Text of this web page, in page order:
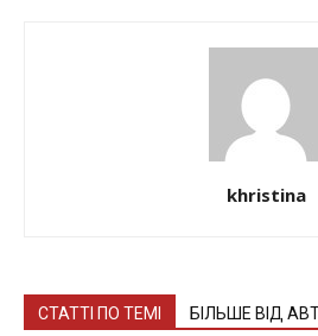
khristina
СТАТТІ ПО ТЕМІ БІЛЬШЕ ВІД